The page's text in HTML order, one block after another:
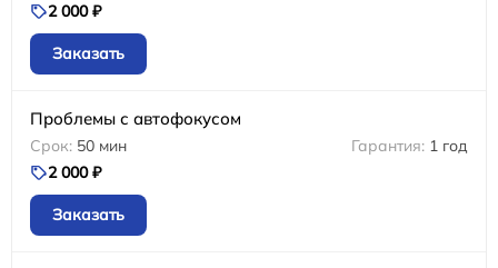
2 000 ₽
Заказать
Проблемы с автофокусом
50 мин
1 год
2 000 ₽
Заказать